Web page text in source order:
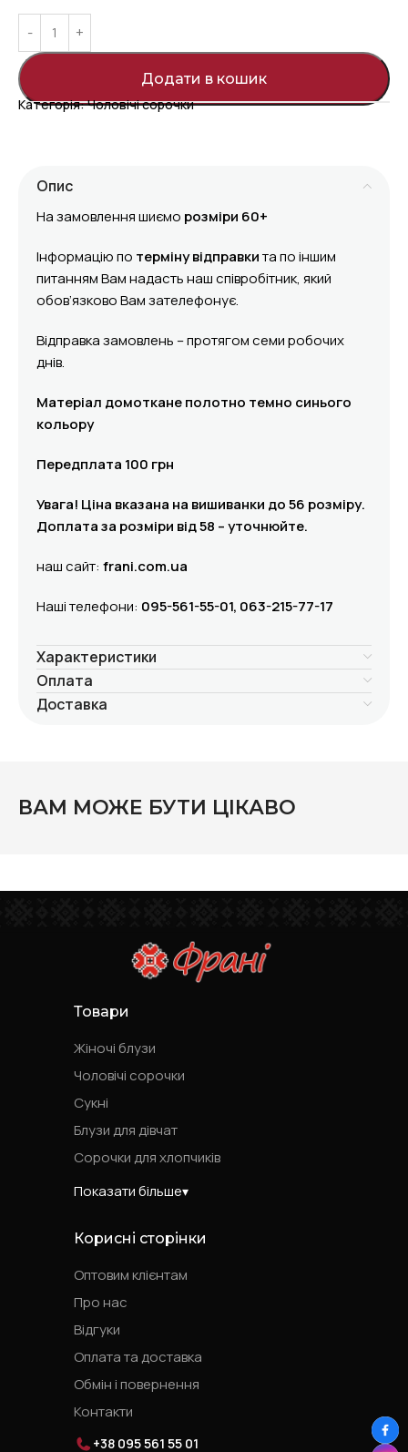
Додати в кошик
Категорія:Чоловічі сорочки
Опис
На замовлення шиємо розміри 60+
Інформацію по терміну відправкита по іншим
питанням Вам надасть наш співробітник, який
обов’язково Вам зателефонує.
Відправка замовлень – протягом семи робочих
днів.
Матеріал домоткане полотно темно синього
кольору
Передплата 100 грн
Увага! Ціна вказана на вишиванки до 56 розміру.
Доплата за розміри від 58 – уточнюйте.
наш сайт: frani.com.ua
Наші телефони: 095-561-55-01, 063-215-77-17
Характеристики
Оплата
Доставка
ВАМ МОЖЕ БУТИ ЦІКАВО
Товари
Жіночі блузи
Чоловічі сорочки
Сукні
Блузи для дівчат
Сорочки для хлопчиків
Показати більше
Корисні сторінки
Оптовим клієнтам
Про нас
Відгуки
Оплата та доставка
Обмін і повернення
Контакти
+38 095 561 55 01